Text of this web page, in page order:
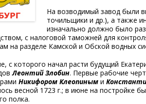
На возводимый завод были
точильщики и др.), а также
изначально должно было
с налоговой таможней для
на разделе Камской и Обской водных
с которого начал расти будущий
Леонтий Злобин. Первые рабочие
Никифором Клеопиным и
весной 1723 г.; в июне на постройке
полка.